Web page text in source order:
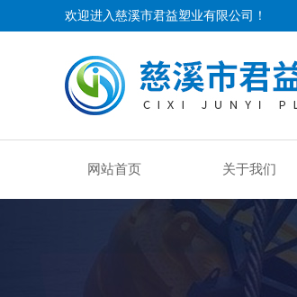
欢迎进入慈溪市君益塑业有限公司！
网站首页 关于我们